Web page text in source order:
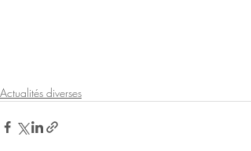
Actualités diverses